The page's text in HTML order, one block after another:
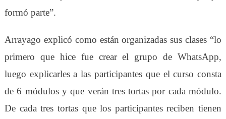
formó parte”.
Arrayago explicó como están organizadas sus clases “lo
primero que hice fue crear el grupo de WhatsApp,
luego explicarlesa las participantes que el curso consta
de 6 módulos yque verán tres tortas por cada módulo.
De cada tres tortas que los participantes reciben tienen